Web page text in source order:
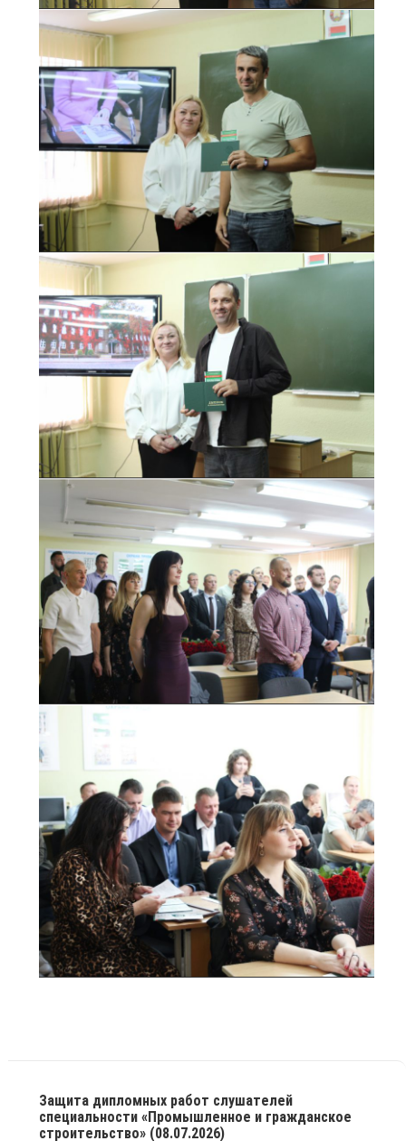
Защита дипломных работ слушателей
специальности «Промышленное и гражданское
строительство» (08.07.2026)